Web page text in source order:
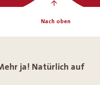
Nach oben
ja! Natürlich auf